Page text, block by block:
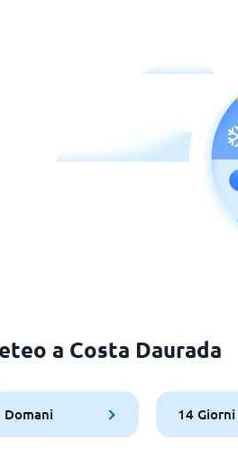
a Costa Daurada
Domani 14 Giorni